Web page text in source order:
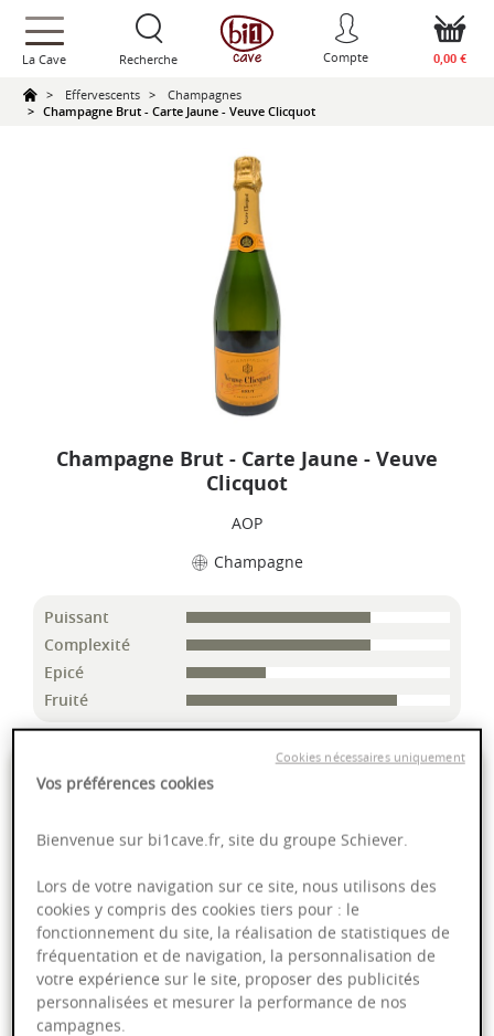
text.skipToContent
text.skipToNavigation
La Cave Recherche Compte 0,00 €
Effervescents
Champagnes
Champagne Brut - Carte Jaune - Veuve Clicquot
Champagne Brut - Carte Jaune - Veuve
Clicquot
AOP
Champagne
Puissant
Complexité
Epicé
Fruité
46,00 €
75cl - soit 61,33 €/ L
Ajouter au panier
Livraison offerte dans nos points de vente
Vos préférences cookies
Bienvenue sur bi1cave.fr, site du groupe Schiever.
Lors de votre navigation sur ce site, nous utilisons des
cookies y compris des cookies tiers pour : le
fonctionnement du site, la réalisation de statistiques de
fréquentation et de navigation, la personnalisation de
votre expérience sur le site, proposer des publicités
personnalisées et mesurer la performance de nos
campagnes.
Cookies nécessaires uniquement